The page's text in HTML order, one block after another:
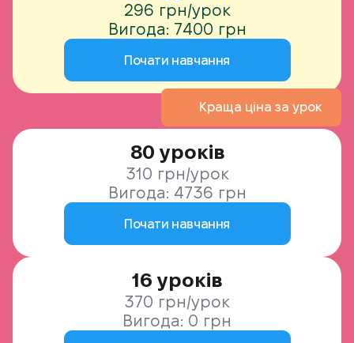
Краща ціна за урок
296 грн/урок
Вигода: 7400 грн
Почати навчання
80 уроків
310 грн/урок
Вигода: 4736 грн
Почати навчання
16 уроків
370 грн/урок
Вигода: 0 грн